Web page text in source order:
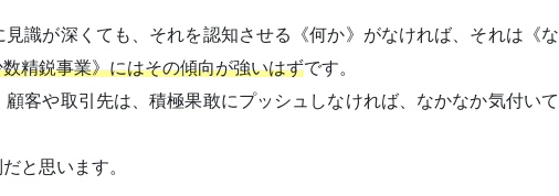
識が深くても、それを認知させる《何か》がなければ、それは《な
精鋭事業》にはその傾向が強いはずです。
客や取引先は、積極果敢にプッシュしなければ、なかなか気付いて
と思います。